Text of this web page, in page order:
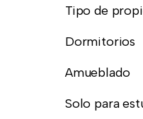
Tipo de
Dormitorios
Amueblado
Solo para